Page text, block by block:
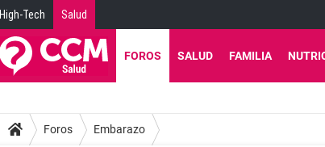
High-Tech Salud
FOROS SALUD FAMILIA
Foros Embarazo